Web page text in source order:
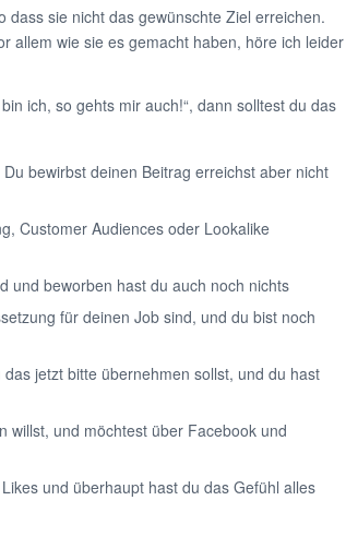
dass sie nicht das gewünschte Ziel erreichen.
allem wie sie es gemacht haben, höre ich leider
ich, so gehts mir auch!“, dann solltest du das
bewirbst deinen Beitrag erreichst aber nicht
Customer Audiences oder Lookalike
und beworben hast du auch noch nichts
für deinen Job sind, und du bist noch
jetzt bitte übernehmen sollst, und du hast
willst, und möchtest über Facebook und
und überhaupt hast du das Gefühl alles